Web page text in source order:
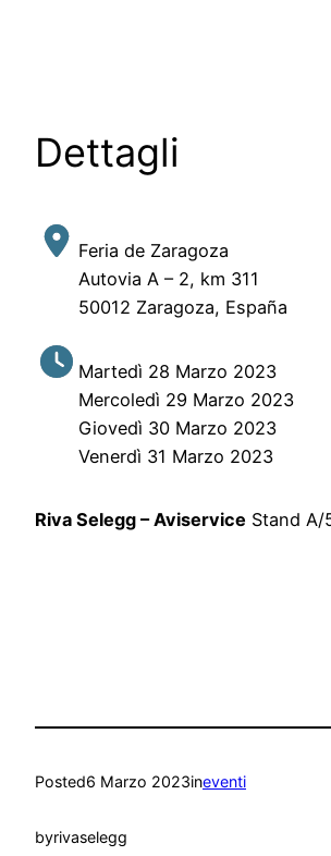
Dettagli
Feria de Zaragoza
Autovia A – 2, km 311
50012 Zaragoza, España
Martedì 28 Marzo 2023
Mercoledì 29 Marzo 2023
Giovedì 30 Marzo 2023
Venerdì 31 Marzo 2023
Riva Selegg – Aviservice Stand A/
Posted6 Marzo 2023ineventi
byrivaselegg